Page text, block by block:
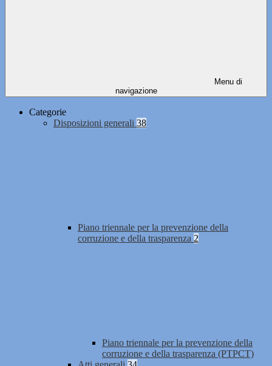
Menu di
navigazione
Categorie
Disposizioni generali 38
Piano triennale per la prevenzione della
corruzione e della trasparenza 2
Piano triennale per la prevenzione della
corruzione e della trasparenza (PTPCT)